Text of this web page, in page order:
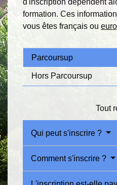
d'inscription dépendent
formation. Ces
vous êtes français ou
Parcoursup
Hors Parcoursup
Tout
Qui peut s'inscrire ?
Comment s'inscrire ?